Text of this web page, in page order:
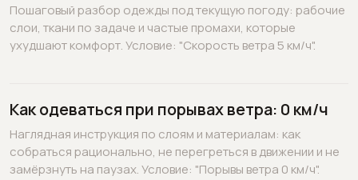
Пошаговый разбор одежды под текущую погоду: рабочие
слои, ткани по задаче и частые промахи, которые
ухудшают комфорт. Условие: "Скорость ветра 5 км/ч".
Как одеваться при порывах ветра: 0 км/ч
Наглядная инструкция по слоям и материалам: как
собраться рационально, не перегреться в движении и не
замёрзнуть на паузах. Условие: "Порывы ветра 0 км/ч".